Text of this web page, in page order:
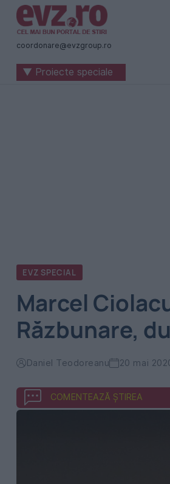
Știri
naționale
internaționale
coordonare@evzgroup.ro
▼ Proiecte speciale
EVZ SPECIAL
Marcel
Răzbunare,
Daniel Teodoreanu 20 mai
COMENTEAZĂ ȘTIREA